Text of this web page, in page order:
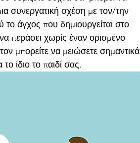
συνεργατική σχέση με τον/την
άγχος που δημιουργείται στο
περάσει χωρίς έναν ορισμένο
μπορείτε να μειώσετε σημαντικά
ίδιο το παιδί σας.